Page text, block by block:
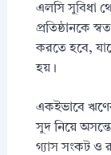
এলসি সুবিধা
প্রতিষ্ঠানকে
করতে হবে,
হয়।
একইভাবে
সুদ নিয়ে
গ্যাস সংকট ও